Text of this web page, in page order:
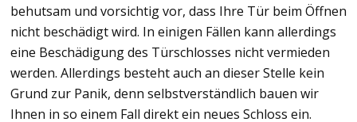
behutsam und vorsichtig vor, dass Ihre Tür beim Öffnen
nicht beschädigt wird. In einigen Fällen kann allerdings
eine Beschädigung des Türschlosses nicht vermieden
werden. Allerdings besteht auch an dieser Stelle kein
Grund zur Panik, denn selbstverständlich bauen wir
Ihnen in so einem Fall direkt ein neues Schloss ein.